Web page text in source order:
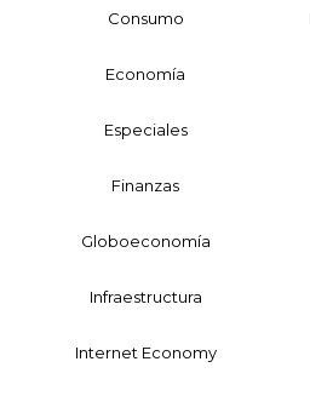
Consumo
Economía
Especiales
Finanzas
Globoeconomía
Infraestructura
Internet Economy